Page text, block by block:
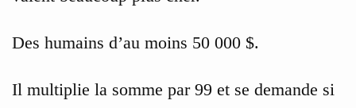
Des humains d’au moins 50 000 $.
Il multiplie la somme par 99 et se demande si